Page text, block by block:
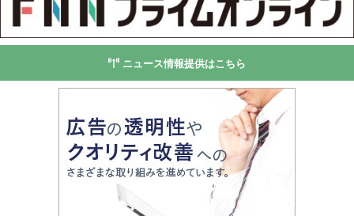
ニュース情報提供はこちら